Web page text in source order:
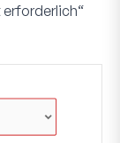
erforderlich“